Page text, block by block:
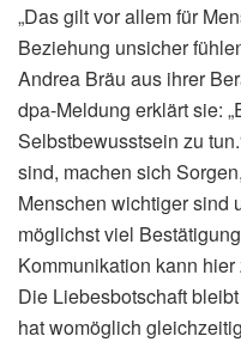
„Das gilt vor allem für
Beziehung unsicher
Andrea Bräu aus ihrer
dpa-Meldung erklärt sie:
Selbstbewusstsein zu
sind, machen sich
Menschen wichtiger sind
möglichst viel
Kommunikation kann
Die Liebesbotschaft
hat womöglich